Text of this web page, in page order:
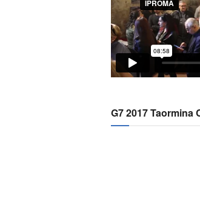
G7 2017 Taormina